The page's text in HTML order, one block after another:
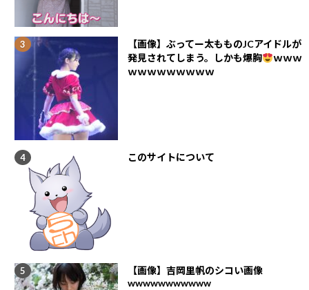
【画像】ぶってー太もものJCアイドルが
発見されてしまう。しかも爆胸
ｗｗｗ
ｗｗｗｗｗｗｗｗｗ
このサイトについて
【画像】吉岡里帆のシコい画像
wwwwwwwwwww